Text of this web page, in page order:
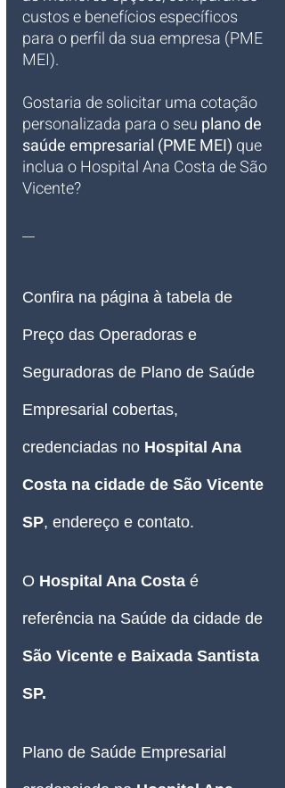
custos e benefícios específicos
para o perfil da sua empresa (PME
MEI).
Gostaria de solicitar uma cotação
personalizada para o seu plano de
saúde empresarial (PME MEI) que
inclua o Hospital Ana Costa de São
Vicente?
__
Confira na página à tabela de
Preço das Operadoras e
Seguradoras de Plano de Saúde
Empresarial cobertas,
credenciadas no Hospital Ana
Costa na cidade de São Vicente
SP, endereço e contato.
O Hospital Ana Costa é
referência na Saúde da cidade de
São Vicente e Baixada Santista
SP.
Plano de Saúde Empresarial